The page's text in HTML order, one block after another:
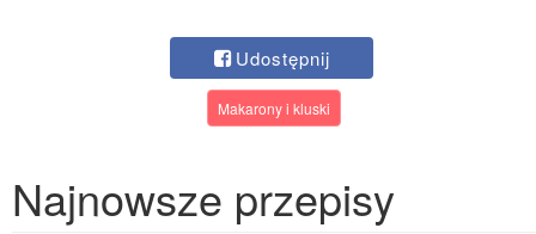
Udostępnij
Makarony i kluski
Najnowsze przepisy